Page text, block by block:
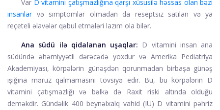
Var D vitamini çatışmazlığına qarşı xüsusilə həssas olan bəzi
insanlar və simptomlar olmadan da reseptsiz satılan və ya
reçeteli əlavələr qəbul etmələri lazım ola bilər.
Ana südü ilə qidalanan uşaqlar: D vitamini insan ana
südündə əhəmiyyətli dərəcədə yoxdur və Amerika Pediatriya
Akademiyası, körpələrin günəşdən qorunmadan birbaşa günəş
işığına məruz qalmamasını tövsiyə edir. Bu, bu körpələrin D
vitamini çatışmazlığı və bəlkə də Raxit riski altında olduğu
deməkdir. Gündəlik 400 beynəlxalq vahid (IU) D vitamini pəhriz